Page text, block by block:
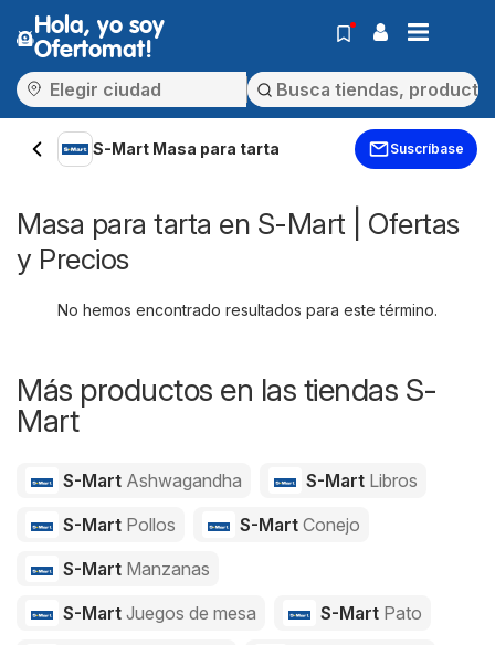
Hola, yo soy
Ofertomat!
S-Mart Masa para tarta Suscríbase
Masa para tarta en S-Mart | Ofertas
y Precios
No hemos encontrado resultados para este término.
Más productos en las tiendas S-
Mart
S-Mart Ashwagandha S-Mart Libros
S-Mart Pollos S-Mart Conejo
S-Mart Manzanas
S-Mart Juegos de mesa S-Mart Pato